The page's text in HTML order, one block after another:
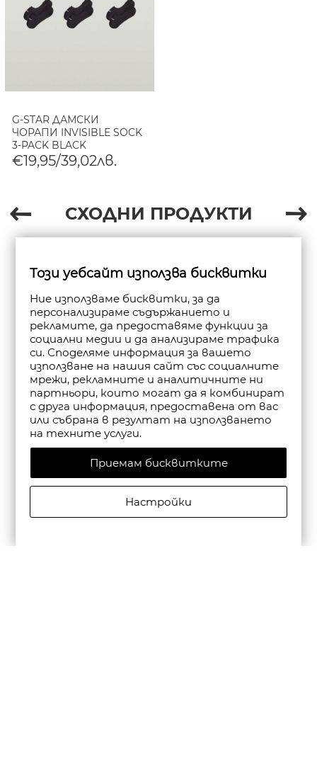
G-STAR ДАМСКИ
ЧОРАПИ INVISIBLE SOCK
3-PACK BLACK
€19,95/39,02лв.
СХОДНИ ПРОДУКТИ
Този уебсайт използва бисквитки
Ние използваме бисквитки, за да
персонализираме съдържанието и
рекламите, да предоставяме функции за
социални медии и да анализираме трафика
си. Споделяме информация за вашето
използване на нашия сайт със социалните
мрежи, рекламните и аналитичните ни
партньори, които могат да я комбинират
с друга информация, предоставена от вас
или събрана в резултат на използването
на техните услуги.
Приемам бисквитките
Настройки